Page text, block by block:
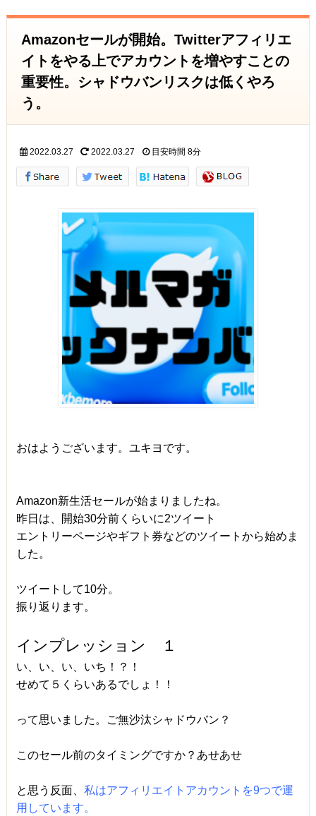
Amazonセールが開始。Twitterアフィリエ
イトをやる上でアカウントを増やすことの
重要性。シャドウバンリスクは低くやろ
う。
2022.03.27 2022.03.27 目安時間 8分
おはようございます。ユキヨです。
Amazon新生活セールが始まりましたね。
昨日は、開始30分前くらいに2ツイート
エントリーページやギフト券などのツイートから始めま
した。
ツイートして10分。
振り返ります。
インプレッション １
い、い、い、いち！？！
せめて５くらいあるでしょ！！
って思いました。ご無沙汰シャドウバン？
このセール前のタイミングですか？あせあせ
と思う反面、 私はアフィリエイトアカウントを9つで運
用しています。